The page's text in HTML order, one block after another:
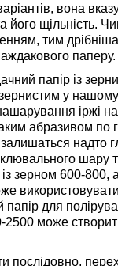
вона
його щільність.
тим
паперу.
папір із
у
іржі
абразивом по
надто
шару
зерном 600-800,
для
2500 може
послідовно,